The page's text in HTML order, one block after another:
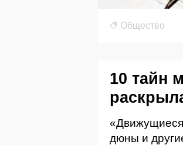
Общество
10 тайн
дюны и